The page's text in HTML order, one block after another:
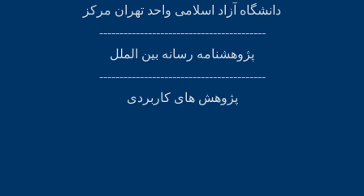
دانشگاه آزاد اسلامی واحد تهران مرکز
-----------------------------------------
پژوهشنامه رسانه بین الملل
-----------------------------------------
پژوهش های کاربردی